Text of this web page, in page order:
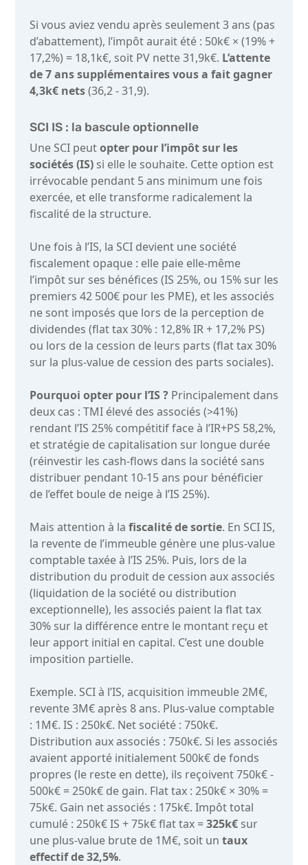
Si vous aviez vendu après seulement 3 ans (pas
d’abattement), l’impôt aurait été : 50k€ × (19% +
17,2%) = 18,1k€, soit PV nette 31,9k€. L’attente
de 7 ans supplémentaires vous a fait gagner
4,3k€ nets(36,2 - 31,9).
SCI IS : la bascule optionnelle
Une SCI peutopter pour l’impôt sur les
sociétés (IS)si elle le souhaite. Cette option est
irrévocable pendant 5 ans minimum une fois
exercée, et elle transforme radicalement la
fiscalité de la structure.
Une fois à l’IS, la SCI devient une société
fiscalement opaque : elle paie elle-même
l’impôt sur ses bénéfices (IS 25%, ou 15% sur les
premiers 42 500€ pour les PME), et les associés
ne sont imposés que lors de la perception de
dividendes (flat tax 30% : 12,8% IR + 17,2% PS)
ou lors de la cession de leurs parts (flat tax 30%
sur la plus-value de cession des parts sociales).
Pourquoi opter pour l’IS ?Principalement dans
deux cas : TMI élevé des associés (>41%)
rendant l’IS 25% compétitif face à l’IR+PS 58,2%,
et stratégie de capitalisation sur longue durée
(réinvestir les cash-flows dans la société sans
distribuer pendant 10-15 ans pour bénéficier
de l’effet boule de neige à l’IS 25%).
Mais attention à la fiscalité de sortie. En SCI IS,
la revente de l’immeuble génère une plus-value
comptable taxée à l’IS 25%. Puis, lors de la
distribution du produit de cession aux associés
(liquidation de la société ou distribution
exceptionnelle), les associés paient la flat tax
30% sur la différence entre le montant reçu et
leur apport initial en capital. C’est une double
imposition partielle.
Exemple. SCI à l’IS, acquisition immeuble 2M€,
revente 3M€ après 8 ans. Plus-value comptable
: 1M€. IS : 250k€. Net société : 750k€.
Distribution aux associés : 750k€. Si les associés
avaient apporté initialement 500k€ de fonds
propres (le reste en dette), ils reçoivent 750k€ -
500k€ = 250k€ de gain. Flat tax : 250k€ × 30% =
75k€. Gain net associés : 175k€. Impôt total
cumulé : 250k€ IS + 75k€ flat tax =325k€sur
une plus-value brute de 1M€, soit un taux
effectif de 32,5%.